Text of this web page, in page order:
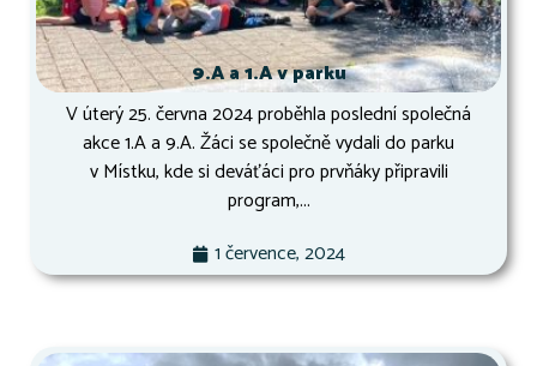
9.A a 1.A v parku
V úterý 25. června 2024 proběhla poslední společná
akce 1.A a 9.A. Žáci se společně vydali do parku
v Místku, kde si deváťáci pro prvňáky připravili
program,...
1 července, 2024